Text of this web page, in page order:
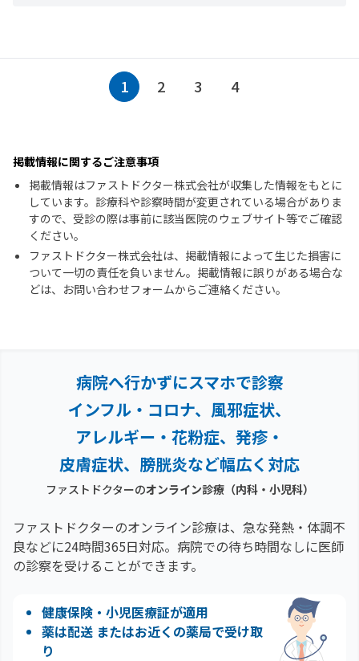
1 2 3 4
掲載情報に関するご注意事項
掲載情報はファストドクター株式会社が収集した情報をもとに
しています。診療科や診察時間が変更されている場合がありま
すので、受診の際は事前に該当医院のウェブサイト等でご確認
ください。
ファストドクター株式会社は、掲載情報によって生じた損害に
ついて一切の責任を負いません。掲載情報に誤りがある場合な
どは、お問い合わせフォームからご連絡ください。
病院へ行かずにスマホで診察
インフル・コロナ、風邪症状、
アレルギー・花粉症、 発疹・
皮膚症状、膀胱炎など幅広く対応
ファストドクターのオンライン診療（内科・小児科）
ファストドクターのオンライン診療は、急な発熱・体調不
良などに24時間365日対応。 病院での待ち時間なしに医師
の診察を受けることができます。
健康保険・小児医療証が適用
薬は配送 またはお近くの薬局で受け取
り